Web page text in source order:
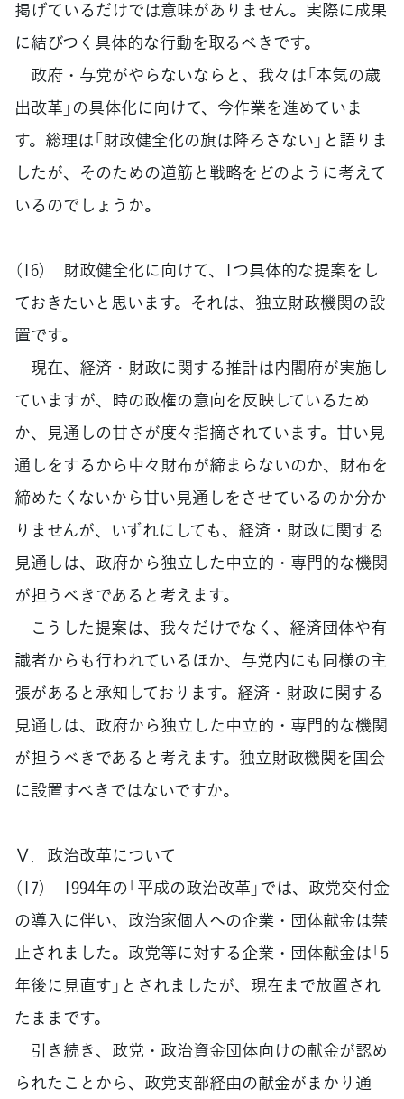
掲げているだけでは意味がありません。実際に成果
に結びつく具体的な行動を取るべきです。
政府・与党がやらないならと、我々は「本気の歳
出改革」の具体化に向けて、今作業を進めていま
す。総理は「財政健全化の旗は降ろさない」と語りま
したが、そのための道筋と戦略をどのように考えて
いるのでしょうか。
（16） 財政健全化に向けて、1つ具体的な提案をし
ておきたいと思います。それは、独立財政機関の設
置です。
現在、経済・財政に関する推計は内閣府が実施し
ていますが、時の政権の意向を反映しているため
か、見通しの甘さが度々指摘されています。甘い見
通しをするから中々財布が締まらないのか、財布を
締めたくないから甘い見通しをさせているのか分か
りませんが、いずれにしても、経済・財政に関する
見通しは、政府から独立した中立的・専門的な機関
が担うべきであると考えます。
こうした提案は、我々だけでなく、経済団体や有
識者からも行われているほか、与党内にも同様の主
張があると承知しております。経済・財政に関する
見通しは、政府から独立した中立的・専門的な機関
が担うべきであると考えます。独立財政機関を国会
に設置すべきではないですか。
Ⅴ．政治改革について
（17） 1994年の「平成の政治改革」では、政党交付金
の導入に伴い、政治家個人への企業・団体献金は禁
止されました。政党等に対する企業・団体献金は「5
年後に見直す」とされましたが、現在まで放置され
たままです。
引き続き、政党・政治資金団体向けの献金が認め
られたことから、政党支部経由の献金がまかり通